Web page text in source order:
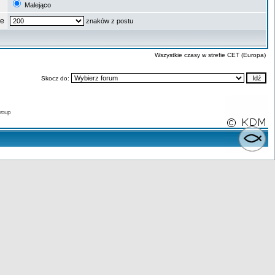
Malejąco
znaków z postu
Wszystkie czasy w strefie CET (Europa)
Skocz do: